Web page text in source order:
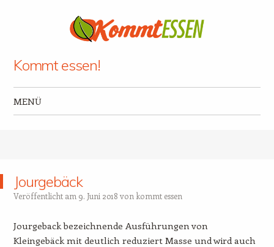
Kommt essen!
MENÜ
Jourgebäck
Veröffentlicht am 9. Juni 2018 von kommt essen
Jourgeback bezeichnende Ausführungen von
Kleingebäck mit deutlich reduziert Masse und wird auch